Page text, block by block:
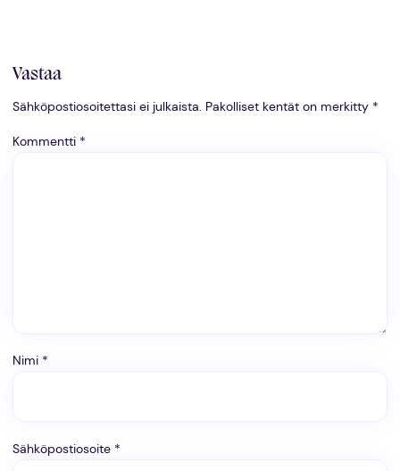
Vastaa
Sähköpostiosoitettasi ei julkaista. Pakolliset kentät on merkitty *
Kommentti *
Nimi *
Sähköpostiosoite *